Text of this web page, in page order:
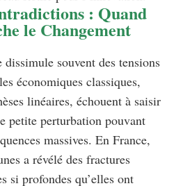
: Quand
le Changement
souvent des tensions
économiques classiques,
linéaires, échouent à saisir
perturbation pouvant
massives. En France,
a révélé des fractures
si profondes qu’elles ont